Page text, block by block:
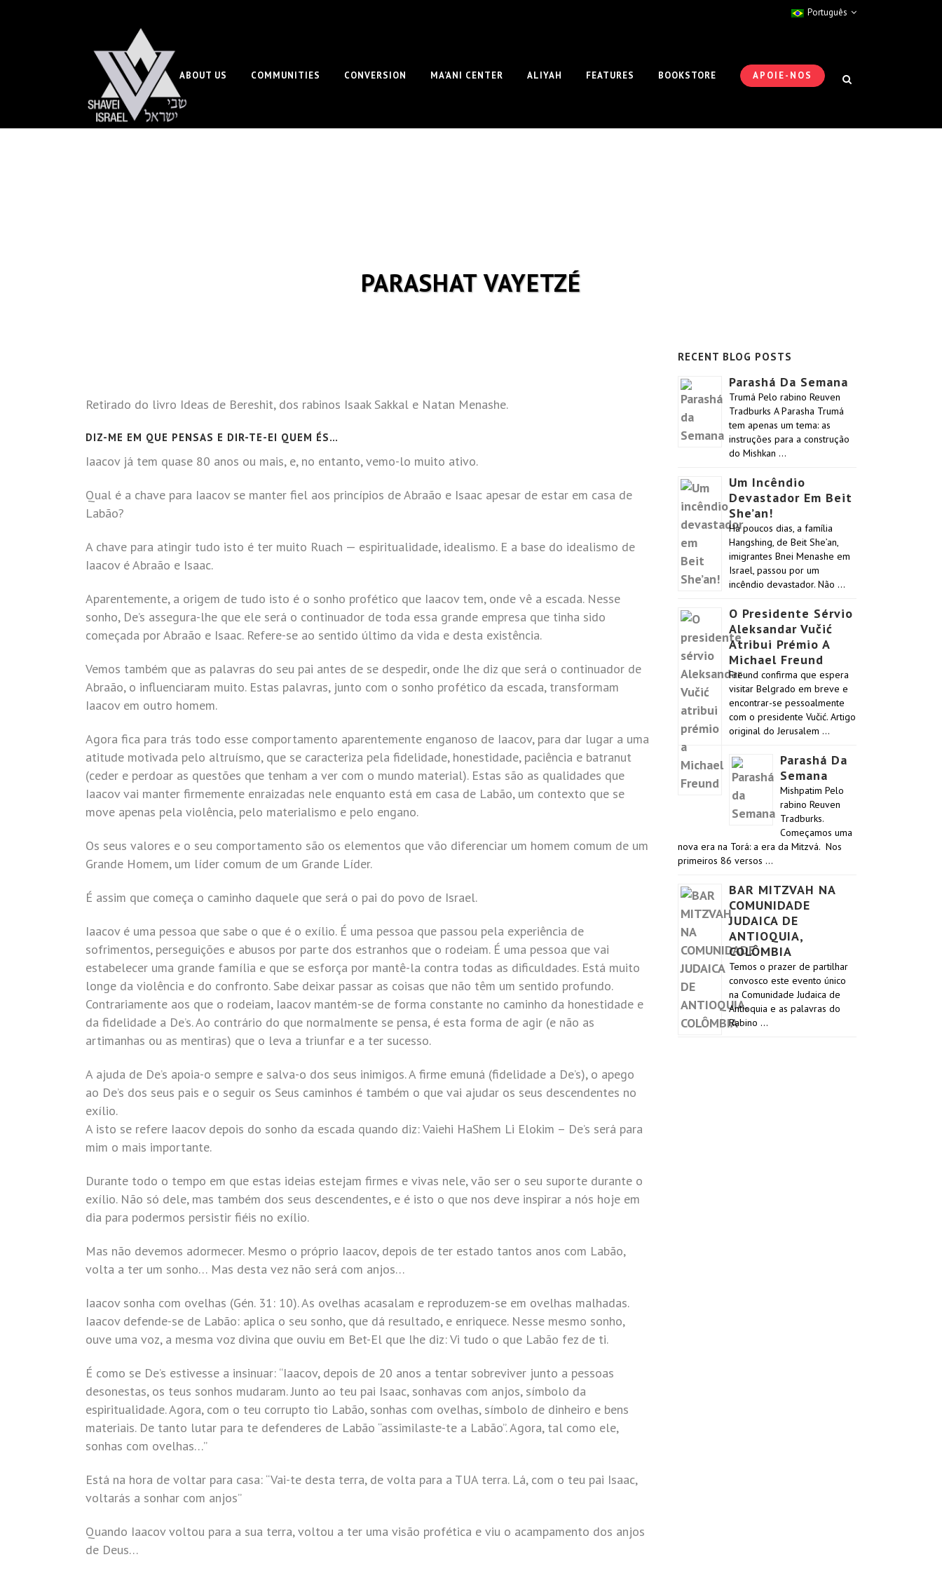
Português
APOIE-NOS
ABOUT US COMMUNITIES CONVERSION MA’ANI CENTER ALIYAH FEATURES BOOKSTORE
PARASHAT VAYETZÉ
Retirado do livro Ideas de Bereshit, dos rabinos Isaak Sakkal e Natan Menashe.
DIZ-ME EM QUE PENSAS E DIR-TE-EI QUEM ÉS…
Iaacov já tem quase 80 anos ou mais, e, no entanto, vemo-lo muito ativo.
Qual é a chave para Iaacov se manter fiel aos princípios de Abraão e Isaac apesar de estar em casa de
Labão?
A chave para atingir tudo isto é ter muito Ruach — espiritualidade, idealismo. E a base do idealismo de
Iaacov é Abraão e Isaac.
Aparentemente, a origem de tudo isto é o sonho profético que Iaacov tem, onde vê a escada. Nesse
sonho, De’s assegura-lhe que ele será o continuador de toda essa grande empresa que tinha sido
começada por Abraão e Isaac. Refere-se ao sentido último da vida e desta existência.
Vemos também que as palavras do seu pai antes de se despedir, onde lhe diz que será o continuador de
Abraão, o influenciaram muito. Estas palavras, junto com o sonho profético da escada, transformam
Iaacov em outro homem.
Agora fica para trás todo esse comportamento aparentemente enganoso de Iaacov, para dar lugar a uma
atitude motivada pelo altruísmo, que se caracteriza pela fidelidade, honestidade, paciência e batranut
(ceder e perdoar as questões que tenham a ver com o mundo material). Estas são as qualidades que
Iaacov vai manter firmemente enraizadas nele enquanto está em casa de Labão, um contexto que se
move apenas pela violência, pelo materialismo e pelo engano.
Os seus valores e o seu comportamento são os elementos que vão diferenciar um homem comum de um
Grande Homem, um líder comum de um Grande Líder.
É assim que começa o caminho daquele que será o pai do povo de Israel.
Iaacov é uma pessoa que sabe o que é o exílio. É uma pessoa que passou pela experiência de
sofrimentos, perseguições e abusos por parte dos estranhos que o rodeiam. É uma pessoa que vai
estabelecer uma grande família e que se esforça por mantê-la contra todas as dificuldades. Está muito
longe da violência e do confronto. Sabe deixar passar as coisas que não têm um sentido profundo.
Contrariamente aos que o rodeiam, Iaacov mantém-se de forma constante no caminho da honestidade e
da fidelidade a De’s. Ao contrário do que normalmente se pensa, é esta forma de agir (e não as
artimanhas ou as mentiras) que o leva a triunfar e a ter sucesso.
A ajuda de De’s apoia-o sempre e salva-o dos seus inimigos. A firme emuná (fidelidade a De’s), o apego
ao De’s dos seus pais e o seguir os Seus caminhos é também o que vai ajudar os seus descendentes no
exílio.
A isto se refere Iaacov depois do sonho da escada quando diz: Vaiehi HaShem Li Elokim – De’s será para
mim o mais importante.
Durante todo o tempo em que estas ideias estejam firmes e vivas nele, vão ser o seu suporte durante o
exílio. Não só dele, mas também dos seus descendentes, e é isto o que nos deve inspirar a nós hoje em
dia para podermos persistir fiéis no exílio.
Mas não devemos adormecer. Mesmo o próprio Iaacov, depois de ter estado tantos anos com Labão,
volta a ter um sonho… Mas desta vez não será com anjos…
Iaacov sonha com ovelhas (Gén. 31: 10). As ovelhas acasalam e reproduzem-se em ovelhas malhadas.
Iaacov defende-se de Labão: aplica o seu sonho, que dá resultado, e enriquece. Nesse mesmo sonho,
ouve uma voz, a mesma voz divina que ouviu em Bet-El que lhe diz: Vi tudo o que Labão fez de ti.
É como se De’s estivesse a insinuar: “Iaacov, depois de 20 anos a tentar sobreviver junto a pessoas
desonestas, os teus sonhos mudaram. Junto ao teu pai Isaac, sonhavas com anjos, símbolo da
espiritualidade. Agora, com o teu corrupto tio Labão, sonhas com ovelhas, símbolo de dinheiro e bens
materiais. De tanto lutar para te defenderes de Labão “assimilaste-te a Labão”. Agora, tal como ele,
sonhas com ovelhas…”
Está na hora de voltar para casa: “Vai-te desta terra, de volta para a TUA terra. Lá, com o teu pai Isaac,
voltarás a sonhar com anjos”
Quando Iaacov voltou para a sua terra, voltou a ter uma visão profética e viu o acampamento dos anjos
de Deus…
RECENT BLOG POSTS
Parashá Da Semana
Trumá Pelo rabino Reuven
Tradburks A Parasha Trumá
tem apenas um tema: as
instruções para a construção
do Mishkan …
Um Incêndio
Devastador Em Beit
She’an!
Há poucos dias, a família
Hangshing, de Beit She’an,
imigrantes Bnei Menashe em
Israel, passou por um
incêndio devastador. Não …
O Presidente Sérvio
Aleksandar Vučić
Atribui Prémio A
Michael Freund
Freund confirma que espera
visitar Belgrado em breve e
encontrar-se pessoalmente
com o presidente Vučić. Artigo
original do Jerusalem …
Parashá Da
Semana
Mishpatim Pelo
rabino Reuven
Tradburks.
Começamos uma
nova era na Torá: a era da Mitzvá. Nos
primeiros 86 versos …
BAR MITZVAH NA
COMUNIDADE
JUDAICA DE
ANTIOQUIA,
COLÔMBIA
Temos o prazer de partilhar
convosco este evento único
na Comunidade Judaica de
Antioquia e as palavras do
Rabino …